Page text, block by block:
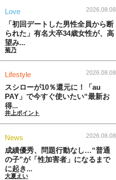
Love 2026.08.08
「初回デートした男性全員から断
られた」有名大卒34歳女性が、高
望み...
菊乃
Lifestyle 2026.08.08
スシローが10％還元に！「au
PAY」で今すぐ使いたい“最新お
得...
井上ポイント
News 2026.08.08
成績優秀、問題行動なし…“普通
の子”が「性加害者」になるまで
に起き...
大夏えい